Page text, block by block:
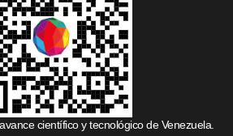
científico y tecnológico de Venezuela.